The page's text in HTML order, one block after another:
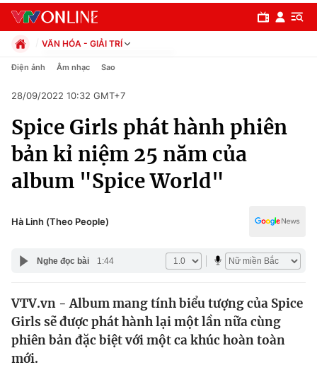
Chuyên mục
Chính trị
Xã hội
Pháp luật
Y tế
Thế giới
Tin tức
Thế giới đó đây
Kinh tế
VĂN HÓA - GIẢI TRÍ
Chính trị
Pháp luật
Kinh tế
Thể thao
Truyền hình
Văn hóa - Giải trí
Công nghệ
Điện ảnh Âm nhạc Sao
28/09/2022 10:32 GMT+7
Spice Girls phát hành phiên
bản kỉ niệm 25 năm của
album "Spice World"
Hà Linh (Theo People)
Nghe đọc bài 1:44
VTV.vn - Album mang tính biểu tượng của Spice
Girls sẽ được phát hành lại một lần nữa cùng
phiên bản đặc biệt với một ca khúc hoàn toàn
mới.